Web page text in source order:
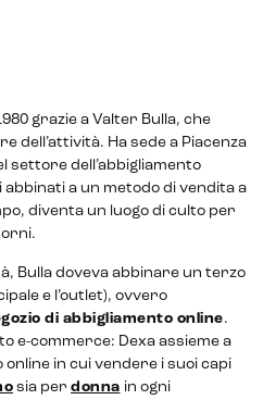
grazie a Valter Bulla, che
dell’attività. Ha sede a Piacenza
settore dell’abbigliamento
a un metodo di vendita a
diventa un luogo di culto per
Bulla doveva abbinare un terzo
e l’outlet), ovvero
di abbigliamento online.
e-commerce: Dexa assieme a
in cui vendere i suoi capi
sia per donna in ogni